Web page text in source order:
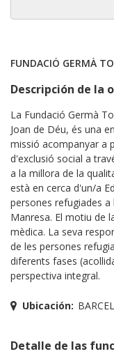
FUNDACIÓ GERMÀ
Descripción de la
La Fundació Germà
Joan de Déu, és una
missió acompanyar a
d'exclusió social a
a la millora de la
està en cerca d'un/a
persones refugiades a
Manresa. El motiu de
mèdica. La seva
de les persones
diferents fases
perspectiva integral.
Ubicación:
Detalle de las